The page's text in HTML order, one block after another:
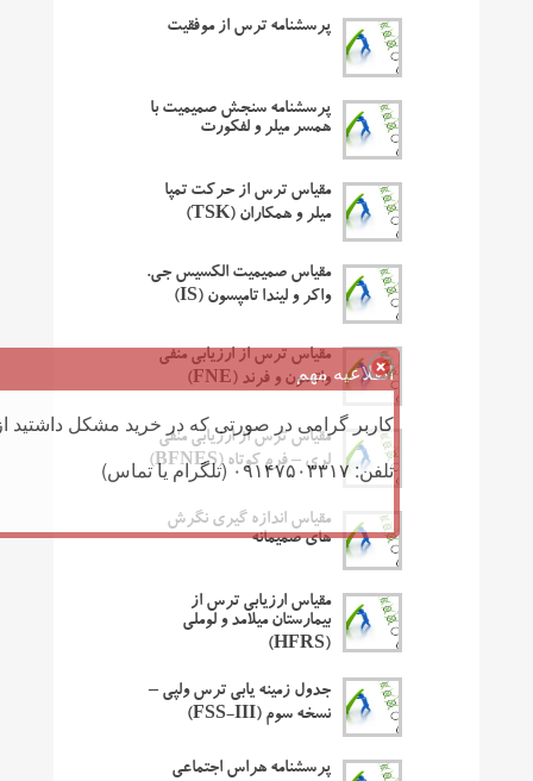
پرسشنامه ترس از موفقیت
پرسشنامه سنجش صمیمیت با
همسر میلر و لفکورت
مقیاس ترس از حرکت تمپا
میلر و همکاران (TSK)
مقیاس صمیمیت الکسیس جی.
واکر و لیندا تامپسون (IS)
مقیاس ترس از ارزیابی منفی
واتسون و فرند (FNE)
مقیاس ترس از ارزیابی منفی
لری – فرم کوتاه (BFNES)
مقیاس اندازه گیری نگرش
های صمیمانه
مقیاس ارزیابی ترس از
بیمارستان میلامد و لوملی
(HFRS)
جدول زمینه یابی ترس ولپی –
نسخه سوم (FSS-III)
پرسشنامه هراس اجتماعی
اطلاعیه مهم
کاربر گرامی در صورتی که در خرید مشکل داشتید
تلفن: ۰۹۱۴۷۵۰۳۳۱۷ (تلگرام یا تماس)